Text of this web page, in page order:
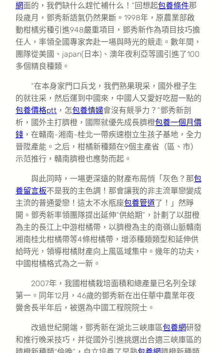
網面的，我們缺什么趕忙補什么！”回想起包養條件那
段歲月，鄧秀新語氣仍然果斷。1998年，原農業部啟
動柑橘劣種引進948嚴重項目，鄧秀新作為項目技巧擔
任人，率領全國專家奔赴一場與時光的競走。數年間，
團隊從美國、japan(日本)、澳年夜利亞等國引進了100
多個精良種類。
“在本身家門口兵戈，我們熟果現采，國外橙子生
的就往采，然后運到中國來，中國人又愛好吃甜一點的
包養價格ptt ，怎包養情婦會沒有競爭力？”鄧秀新剖
析，國外主打臍橙，國際就優先成長臍橙包養一個月價
錢 ，在贛南-湘南-桂北一帶疾速樹立生孩子基地，全力
晉陞產能。之后，柑橘新種類在9個主產省（區、市）
示范推行，贛南臍橙也應勢而起。
與此同時，一場更深遠的財產布局悄「灰色？那包
養留言板不是我的主色調！那會讓我的非主流單戀變成
主流的普通愛戀！這太不水瓶座包養管道了！」然睜
開。鄧秀新率領團隊提出延伸“供給期”，計劃了以甜橙
為主的長江上中游柑橘帶，以臍橙為主的南嶺山脈贛南
湘南桂北柑橘帶等4條柑橘帶，增添種類類型和延伸供
給時光，領導柑橘財產向上風區域集中。幾年的功夫，
中國柑橘格式為之一新。
2007年，我國柑橘栽培面積和總產量已名列全球
第一。同年12月，46歲的鄧秀新在出任華中農業年夜
黌舍長半年后，被選為中國工程院院士。
改過世紀開端，鄧秀新在湖北三峽庫區包養網研發
和推行晚采技巧，并從國外引進挑選出合適三峽庫區的